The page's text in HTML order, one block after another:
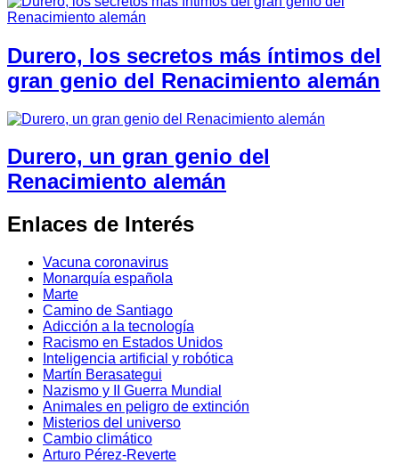
Durero, los secretos más íntimos del
gran genio del Renacimiento alemán
Durero, un gran genio del
Renacimiento alemán
Enlaces de Interés
Vacuna coronavirus
Monarquía española
Marte
Camino de Santiago
Adicción a la tecnología
Racismo en Estados Unidos
Inteligencia artificial y robótica
Martín Berasategui
Nazismo y II Guerra Mundial
Animales en peligro de extinción
Misterios del universo
Cambio climático
Arturo Pérez-Reverte